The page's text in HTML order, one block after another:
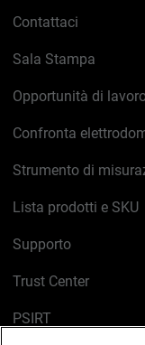
Contattaci
Sala Stampa
Opportunità di
Confronta
Strumento di
Lista prodotti e SKU
Supporto
Trust Center
PSIRT